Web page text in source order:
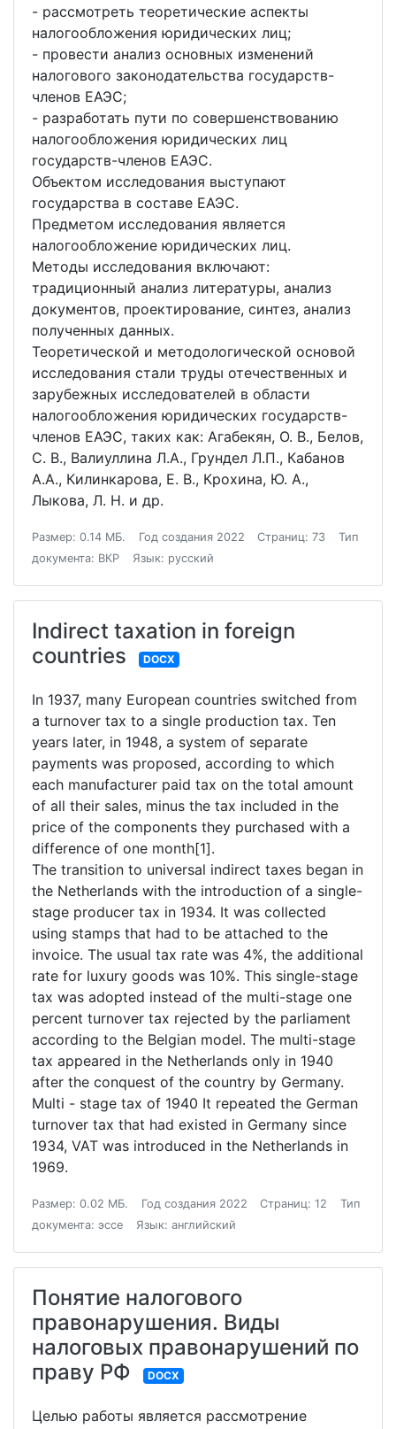
- рассмотреть теоретические аспекты
налогообложения юридических лиц;
- провести анализ основных изменений
налогового законодательства государств-
членов ЕАЭС;
- разработать пути по совершенствованию
налогообложения юридических лиц
государств-членов ЕАЭС.
Объектом исследования выступают
государства в составе ЕАЭС.
Предметом исследования является
налогообложение юридических лиц.
Методы исследования включают:
традиционный анализ литературы, анализ
документов, проектирование, синтез, анализ
полученных данных.
Теоретической и методологической основой
исследования стали труды отечественных и
зарубежных исследователей в области
налогообложения юридических государств-
членов ЕАЭС, таких как: Агабекян, О. В., Белов,
С. В., Валиуллина Л.А., Грундел Л.П., Кабанов
А.А., Килинкарова, Е. В., Крохина, Ю. А.,
Лыкова, Л. Н. и др.
Размер: 0.14 МБ. Год создания 2022 Страниц: 73
Тип
документа: ВКР
Язык: русский
Indirect taxation in foreign
countries
DOCX
In 1937, many European countries switched from
a turnover tax to a single production tax. Ten
years later, in 1948, a system of separate
payments was proposed, according to which
each manufacturer paid tax on the total amount
of all their sales, minus the tax included in the
price of the components they purchased with a
difference of one month[1].
The transition to universal indirect taxes began in
the Netherlands with the introduction of a single-
stage producer tax in 1934. It was collected
using stamps that had to be attached to the
invoice. The usual tax rate was 4%, the additional
rate for luxury goods was 10%. This single-stage
tax was adopted instead of the multi-stage one
percent turnover tax rejected by the parliament
according to the Belgian model. The multi-stage
tax appeared in the Netherlands only in 1940
after the conquest of the country by Germany.
Multi - stage tax of 1940 It repeated the German
turnover tax that had existed in Germany since
1934, VAT was introduced in the Netherlands in
1969.
Размер: 0.02 МБ. Год создания 2022 Страниц: 12
Тип
документа: эссе
Язык: английский
Понятие налогового
правонарушения. Виды
налоговых правонарушений по
праву РФ
DOCX
Целью работы является рассмотрение